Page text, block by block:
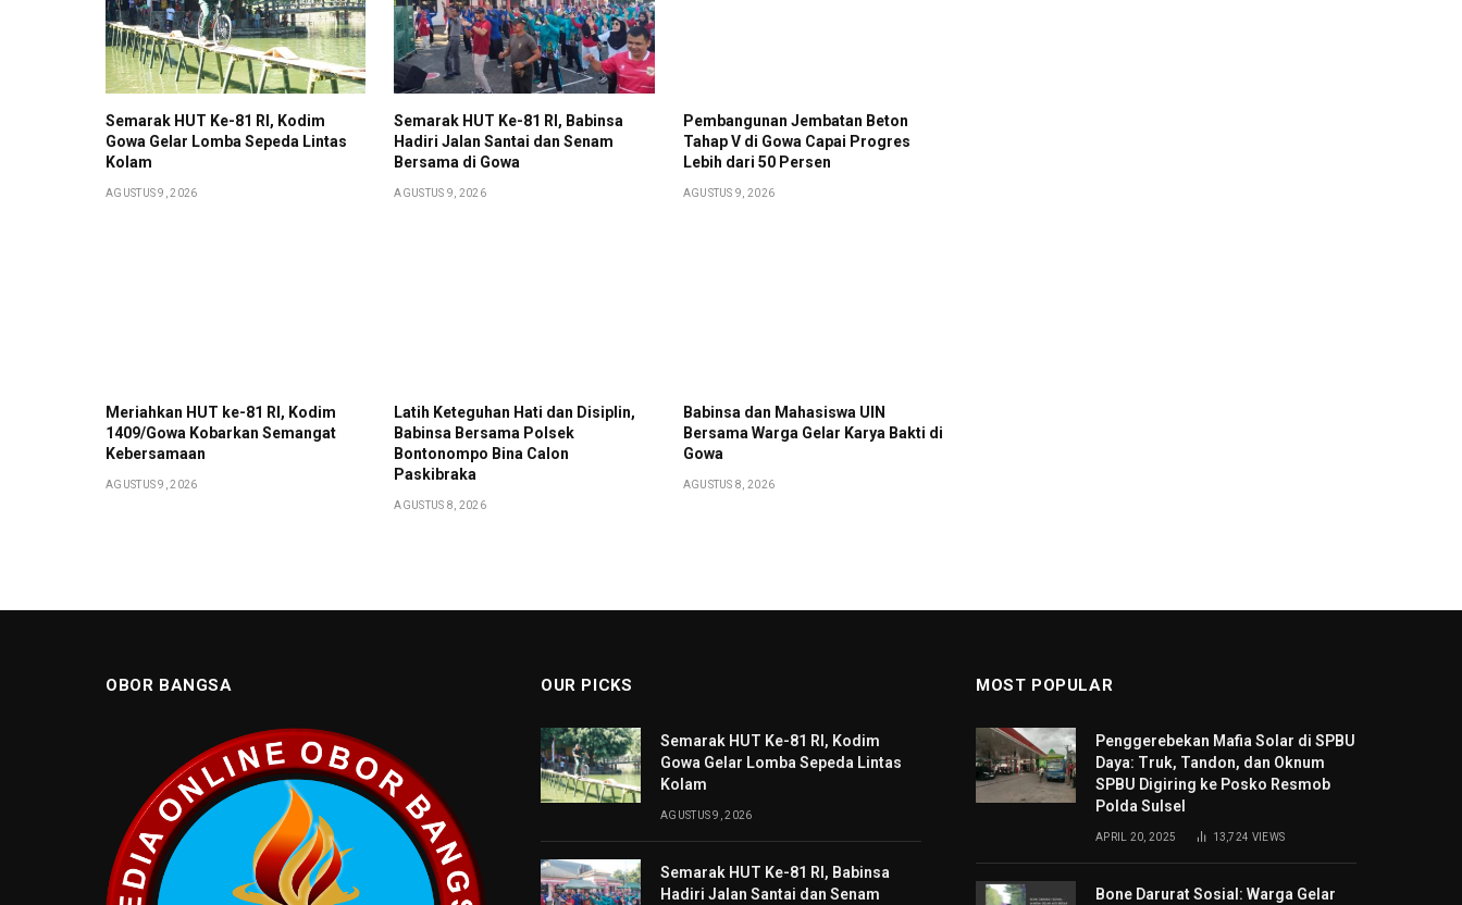
Semarak HUT Ke-81 RI, Kodim
Gowa Gelar Lomba Sepeda Lintas
Kolam
AGUSTUS 9, 2026
Semarak HUT Ke-81 RI, Babinsa
Hadiri Jalan Santai dan Senam
Bersama di Gowa
AGUSTUS 9, 2026
Pembangunan Jembatan Beton
Tahap V di Gowa Capai Progres
Lebih dari 50 Persen
AGUSTUS 9, 2026
Meriahkan HUT ke-81 RI, Kodim
1409/Gowa Kobarkan Semangat
Kebersamaan
AGUSTUS 9, 2026
Latih Keteguhan Hati dan Disiplin,
Babinsa Bersama Polsek
Bontonompo Bina Calon
Paskibraka
AGUSTUS 8, 2026
Babinsa dan Mahasiswa UIN
Bersama Warga Gelar Karya Bakti di
Gowa
AGUSTUS 8, 2026
OBOR BANGSA OUR PICKS
Semarak HUT Ke-81 RI, Kodim
Gowa Gelar Lomba Sepeda Lintas
Kolam
AGUSTUS 9, 2026
Semarak HUT Ke-81 RI, Babinsa
Hadiri Jalan Santai dan Senam
MOST POPULAR
Penggerebekan Mafia Solar di SPBU
Daya: Truk, Tandon, dan Oknum
SPBU Digiring ke Posko Resmob
Polda Sulsel
APRIL 20, 2025 13,724 VIEWS
Bone Darurat Sosial: Warga Gelar